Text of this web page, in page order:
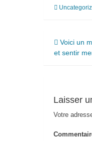
Voici un
et sentir
Laisser
Votre